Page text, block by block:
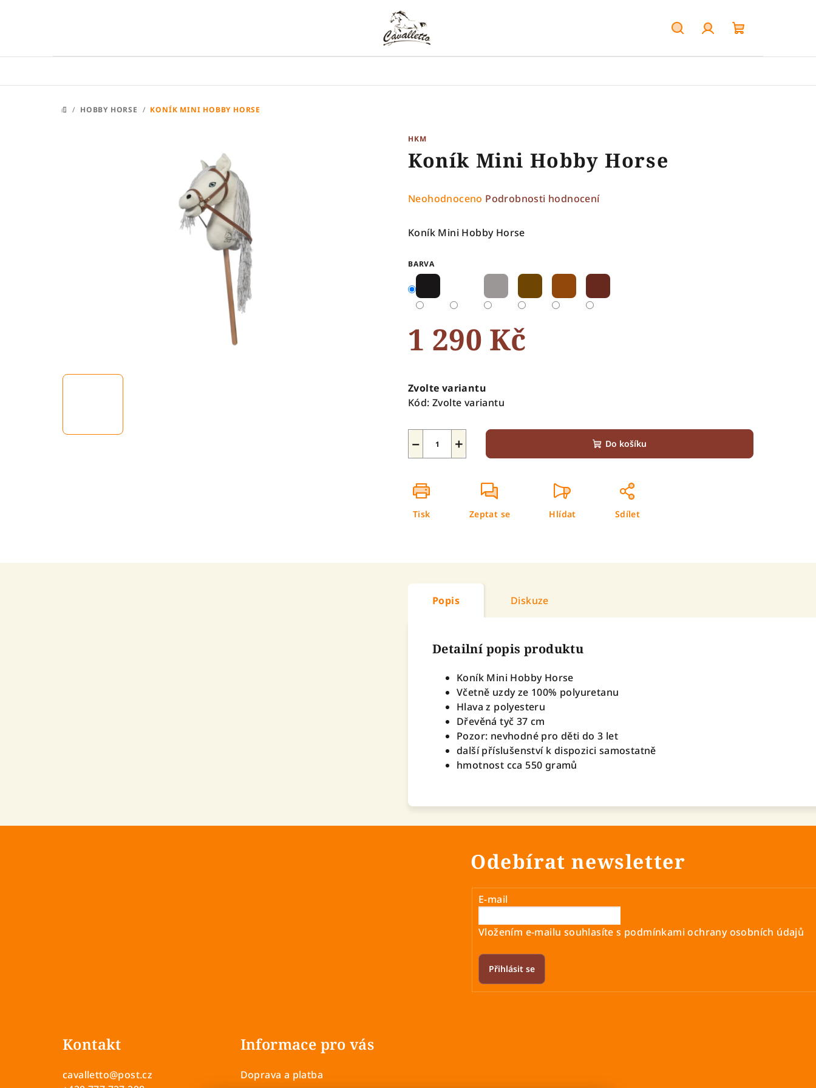
košík
DOMŮ
/ HOBBY HORSE / KONÍK MINI HOBBY HORSE
HKM
Koník Mini Hobby Horse
Průměrné
produktu
z
5
hvězdiček.
Neohodnoceno Podrobnosti hodnocení
Koník Mini Hobby Horse
BARVA
1 290 Kč
cena:
Zvolte variantu
Kód: Zvolte variantu
+
− Do košíku
Tisk Zeptat se Hlídat Sdílet
Popis Diskuze
Detailní popis produktu
Koník Mini Hobby Horse
Včetně uzdy ze 100% polyuretanu
Hlava z polyesteru
Dřevěná tyč 37 cm
Pozor: nevhodné pro děti do 3 let
další příslušenství k dispozici samostatně
hmotnost cca 550 gramů
Odebírat newsletter
E-mail
Vložením e-mailu souhlasíte s podmínkami ochrany osobních údajů
Přihlásit se
Kontakt
cavalletto@post.cz
Informace pro vás
Doprava a platba